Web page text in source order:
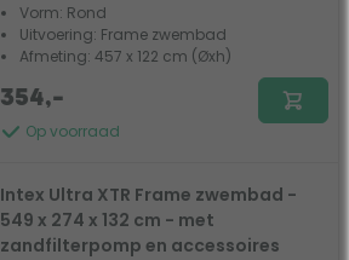
Vorm: Rond
Uitvoering: Frame zwembad
Afmeting: 457 x 122 cm (Øxh)
Op voorraad
354,-
Intex Ultra XTR Frame zwembad -
549 x 274 x 132 cm - met
zandfilterpomp en accessoires